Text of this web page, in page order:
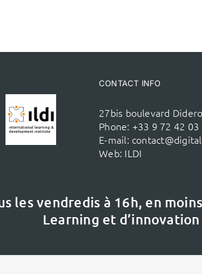
CONTACT INFO
27bis boulevard
Phone: +33 9 72 42 03
E-mail:
Web: ILDI
les vendredis à 16h, en
Learning et